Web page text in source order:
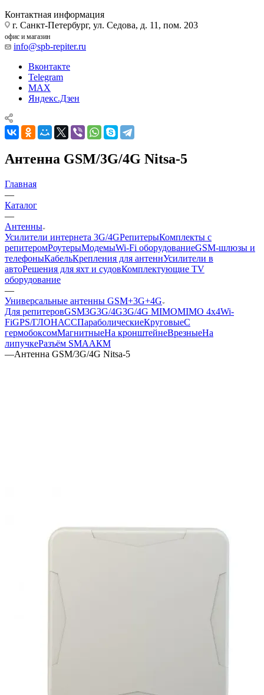
Контактная информация
г. Санкт-Петербург, ул. Седова, д. 11, пом. 203
офис и магазин
info@spb-repiter.ru
Вконтакте
Telegram
MAX
Яндекс.Дзен
Антенна GSM/3G/4G Nitsa-5
Главная
—
Каталог
—
Антенны
Усилители интернета 3G/4GРепитерыКомплекты с
репитеромРоутерыМодемыWi-Fi оборудованиеGSM-шлюзы и
телефоныКабельКрепления для антеннУсилители в
автоРешения для яхт и судовКомплектующие TV
оборудование
—
Универсальные антенны GSM+3G+4G
Для репитеровGSM3G3G/4G3G/4G MIMOMIMO 4x4Wi-
FiGPS/ГЛОНАССПараболическиеКруговыеС
гермобоксомМагнитныеНа кронштейнеВрезныеНа
липучкеРазъём SMAАКМ
—Антенна GSM/3G/4G Nitsa-5